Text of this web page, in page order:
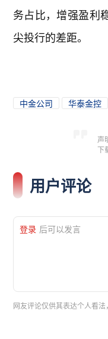
务占比，增强盈利
尖投行的差距。
中金公司 华泰金控
声
下
用户评论
登录 后可以发言
网友评论仅供其表达个人看